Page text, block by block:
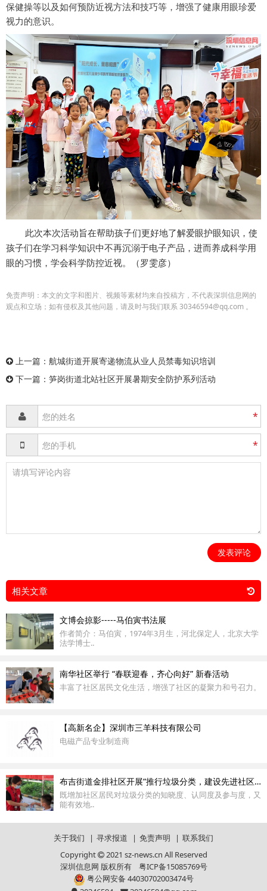
保健操等以及如何预防近视方法和技巧等，增强了健康用眼珍爱
视力的意识。
此次本次活动旨在帮助孩子们更好地了解爱眼护眼知识，使
孩子们在学习科学知识中不再沉溺于电子产品，进而养成科学用
眼的习惯，学会科学防控近视。（罗雯彦）
免责声明：本文的文字和图片、视频等素材均来自投稿方，不代表深圳信息网的
观点和立场；如有侵权及其他问题，请及时与我们联系 30346594@qq.com 。
上一篇： 航城街道开展寄递物流从业人员禁毒知识培训
下一篇： 笋岗街道北站社区开展暑期安全防护系列活动
*
*
发表评论
相关文章
文博会掠影-----马伯寅书法展
作者简介：马伯寅，1974年3月生，河北保定人，北京大学
法学博士..
南华社区举行 “春联迎春，齐心向好” 新春活动
丰富了社区居民文化生活，增强了社区的凝聚力和号召力。
【高新名企】深圳市三羊科技有限公司
电磁产品专业制造商
布吉街道金排社区开展“推行垃圾分类，建设先进社区”垃圾分类宣传活动
既增加社区居民对垃圾分类的知晓度、认同度及参与度，又
能有效地..
关于我们 | 寻求报道 | 免责声明 | 联系我们
Copyright
2021 sz-news.cn All Reserved
深圳信息网 版权所有 粤ICP备15085769号
粤公网安备 44030702003474号